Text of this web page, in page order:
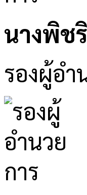
นางพิช
รองผู้อำ